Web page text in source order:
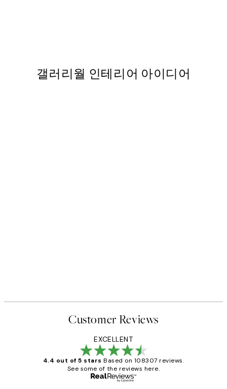
갤러리월 인테리어 아이디어
Customer Reviews
EXCELLENT
4.4 out of 5 stars Based on 108307 reviews.
See some of the reviews here.